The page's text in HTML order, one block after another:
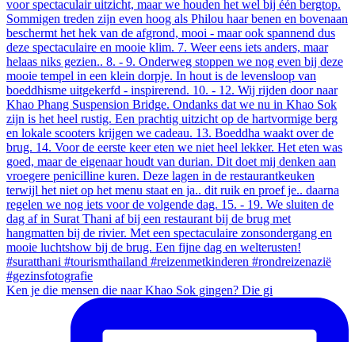
Ken je die mensen die naar Khao Sok gingen? Die gi